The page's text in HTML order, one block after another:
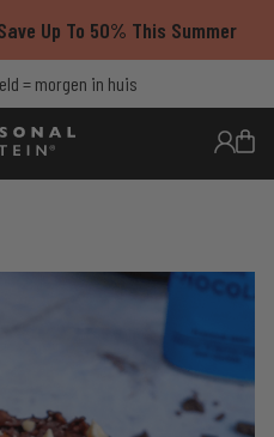
Up To 50% This Summer
vanaf €55
met PostNL
= morgen in huis